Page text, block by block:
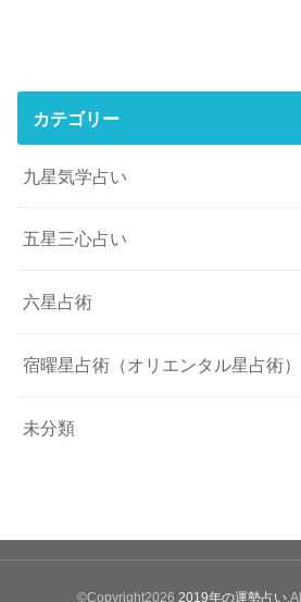
カテゴリー
九星気学占い
五星三心占い
六星占術
宿曜星占術（オリエンタル星占術）
未分類
©Copyright2026 2019年の運勢占い